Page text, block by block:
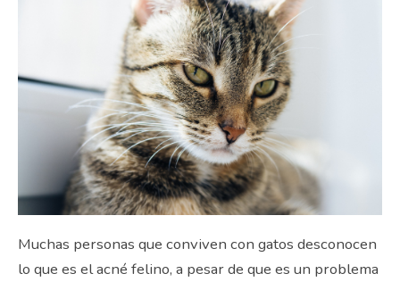
Muchas personas que conviven con gatos desconocen
lo que es el acné felino, a pesar de que es un problema